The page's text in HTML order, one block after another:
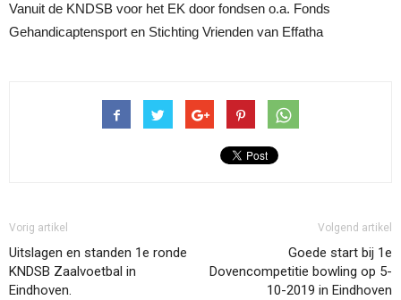
Vanuit de KNDSB voor het EK door fondsen o.a. Fonds
Gehandicaptensport en Stichting Vrienden van Effatha
Vorig artikel
Uitslagen en standen 1e ronde
KNDSB Zaalvoetbal in
Eindhoven.
Volgend artikel
Goede start bij 1e
Dovencompetitie bowling op 5-
10-2019 in Eindhoven